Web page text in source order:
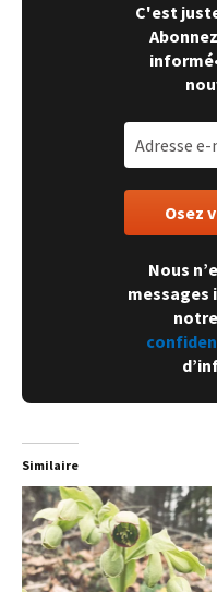
C'est
Nous
messages
notre
Similaire